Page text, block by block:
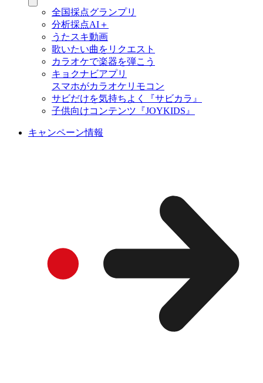
全国採点グランプリ
分析採点AI＋
うたスキ動画
歌いたい曲をリクエスト
カラオケで楽器を弾こう
キョクナビアプリ
スマホがカラオケリモコン
サビだけを気持ちよく『サビカラ』
子供向けコンテンツ『JOYKIDS』
キャンペーン情報